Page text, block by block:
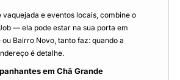
vaquejada e eventos locais, combine o
— ela pode estar na sua porta em
ou Bairro Novo, tanto faz: quando a
é detalhe.
em Chã Grande